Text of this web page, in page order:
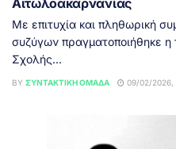
Με επιτυχία και πληθωρική
συζύγων πραγματοποιήθηκε η
Σχολής...
BY ΣΥΝΤΑΚΤΙΚΉ ΟΜΆΔΑ 09/02/2026,